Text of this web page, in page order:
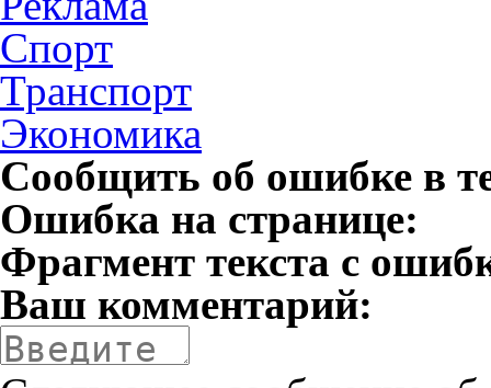
Спорт
Транспорт
Экономика
Сообщить об ошибке в
Ошибка на странице:
Фрагмент текста с
Ваш комментарий: